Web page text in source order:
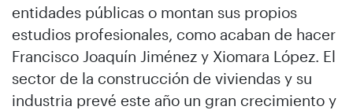
entidades públicas o montan sus propios
estudios profesionales, como acaban de hacer
Francisco Joaquín Jiménez y Xiomara López. El
sector de la construcción de viviendas y su
industria prevé este año un gran crecimiento y